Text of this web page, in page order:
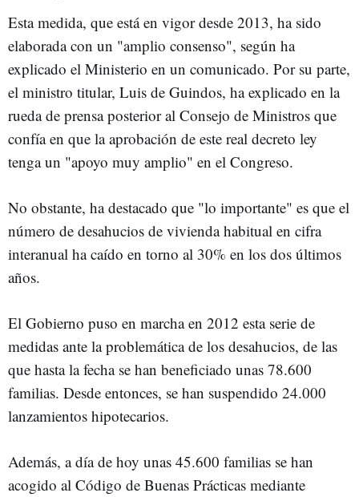
Esta medida, que está en vigor desde 2013, ha sido
elaborada con un "amplio consenso", según ha
explicado el Ministerio en un comunicado. Por su parte,
el ministro titular, Luis de Guindos, ha explicado en la
rueda de prensa posterior al Consejo de Ministros que
confía en que la aprobación de este real decreto ley
tenga un "apoyo muy amplio" en el Congreso.
No obstante, ha destacado que "lo importante" es que el
número de desahucios de vivienda habitual en cifra
interanual ha caído en torno al 30% en los dos últimos
años.
El Gobierno puso en marcha en 2012 esta serie de
medidas ante la problemática de los desahucios, de las
que hasta la fecha se han beneficiado unas 78.600
familias. Desde entonces, se han suspendido 24.000
lanzamientos hipotecarios.
Además, a día de hoy unas 45.600 familias se han
acogido al Código de Buenas Prácticas mediante